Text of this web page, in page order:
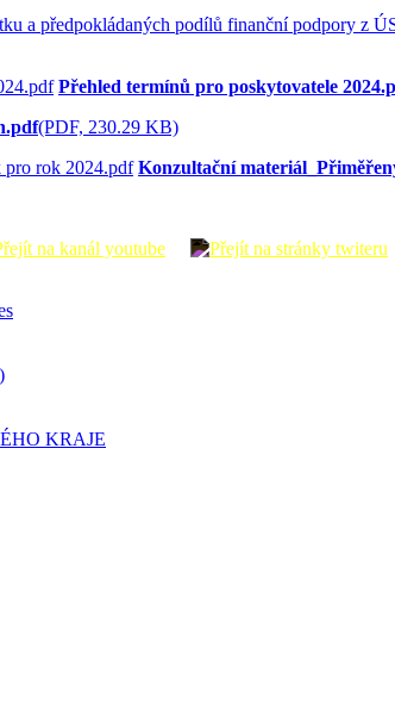
Přehled termínů pro poskytovatele
(PDF, 230.29 KB)
Konzultační
KRAJE